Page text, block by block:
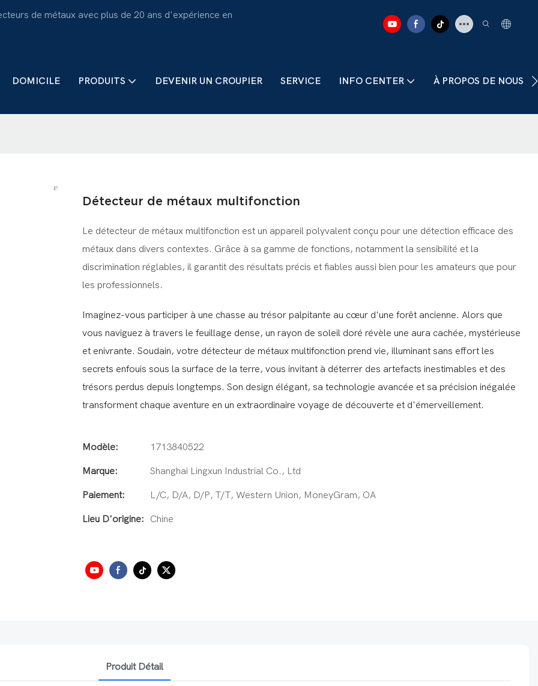
de métaux avec plus de 20 ans d'expérience en
DOMICILE PRODUITS DEVENIR UN CROUPIER SERVICE INFO CENTER À PROPOS DE NOUS
Détecteur de métaux multifonction
Le détecteur de métaux multifonction est un appareil polyvalent conçu pour une détection efficace des
métaux dans divers contextes. Grâce à sa gamme de fonctions, notamment la sensibilité et la
discrimination réglables, il garantit des résultats précis et fiables aussi bien pour les amateurs que pour
les professionnels.
Imaginez-vous participer à une chasse au trésor palpitante au cœur d'une forêt ancienne. Alors que
vous naviguez à travers le feuillage dense, un rayon de soleil doré révèle une aura cachée, mystérieuse
et enivrante. Soudain, votre détecteur de métaux multifonction prend vie, illuminant sans effort les
secrets enfouis sous la surface de la terre, vous invitant à déterrer des artefacts inestimables et des
trésors perdus depuis longtemps. Son design élégant, sa technologie avancée et sa précision inégalée
transforment chaque aventure en un extraordinaire voyage de découverte et d'émerveillement.
Modèle: 1713840522
Marque: Shanghai Lingxun Industrial Co., Ltd
Paiement: L/C, D/A, D/P, T/T, Western Union, MoneyGram, OA
Lieu D'origine: Chine
Produit Détail